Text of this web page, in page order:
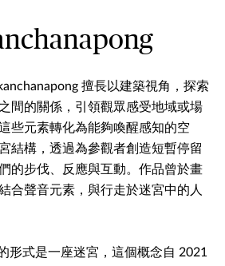
擅長以建築視角，探索
間的關係，引領觀眾感受地域或場
些元素轉化為能夠喚醒感知的空
結構，透過為參觀者創造短暫停留
的步伐、反應與互動。作品曾於畫
合聲音元素，與行走於迷宮中的人
形式是一座迷宮，這個概念自 2021